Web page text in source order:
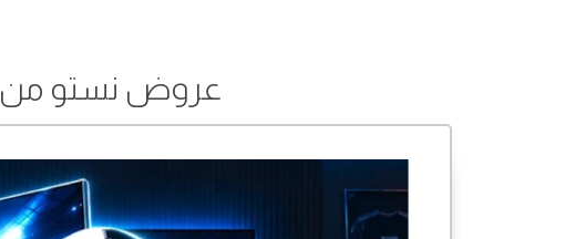
عروض نستو من 11 إلى 23 يونيو 2026